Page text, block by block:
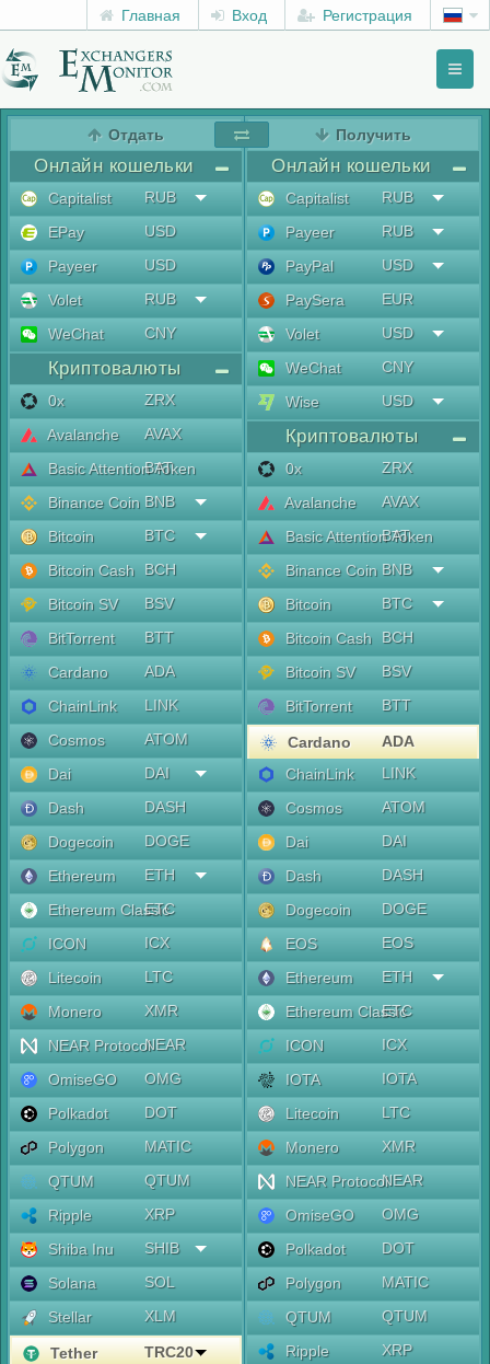
Главная Вход Регистрация
Отдать
Онлайн кошельки
Capitalist
RUB
EPay
USD
Payeer
USD
Volet
RUB
WeChat
CNY
Криптовалюты
0x
ZRX
Avalanche
AVAX
Basic Attention Token
BAT
Binance Coin BNB
Bitcoin
BTC
Bitcoin Cash
BCH
Bitcoin SV
BSV
BitTorrent
BTT
Cardano
ADA
ChainLink
LINK
Cosmos
ATOM
Dai
DAI
Dash
DASH
Dogecoin
DOGE
Ethereum
ETH
Ethereum Classic
ETC
ICON
ICX
Litecoin
LTC
Monero
XMR
NEAR ProtocolNEAR
OmiseGO
OMG
Polkadot
DOT
Polygon
MATIC
QTUM
QTUM
Ripple
XRP
Shiba Inu
SHIB
Solana
SOL
Stellar
XLM
Tether
TRC20
Получить
Онлайн кошельки
Capitalist
RUB
Payeer
RUB
PayPal
USD
PaySera
EUR
Volet
USD
WeChat
CNY
Wise
USD
Криптовалюты
0x
ZRX
Avalanche
AVAX
Basic Attention Token
BAT
Binance Coin BNB
Bitcoin
BTC
Bitcoin Cash
BCH
Bitcoin SV
BSV
BitTorrent
BTT
Cardano
ADA
ChainLink
LINK
Cosmos
ATOM
Dai
DAI
Dash
DASH
Dogecoin
DOGE
EOS
EOS
Ethereum
ETH
Ethereum Classic
ETC
ICON
ICX
IOTA
IOTA
Litecoin
LTC
Monero
XMR
NEAR ProtocolNEAR
OmiseGO
OMG
Polkadot
DOT
Polygon
MATIC
QTUM
QTUM
Ripple
XRP